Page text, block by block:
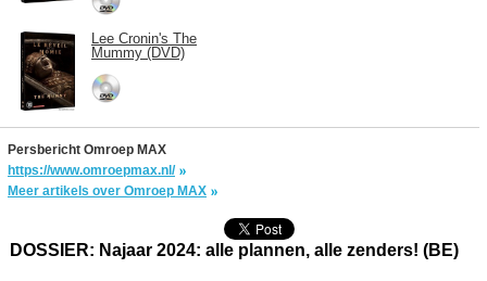
Lee Cronin's The
Mummy (DVD)
Persbericht Omroep MAX
https://www.omroepmax.nl/
Meer artikels over Omroep MAX
DOSSIER: Najaar 2024: alle plannen, alle zenders! (BE)